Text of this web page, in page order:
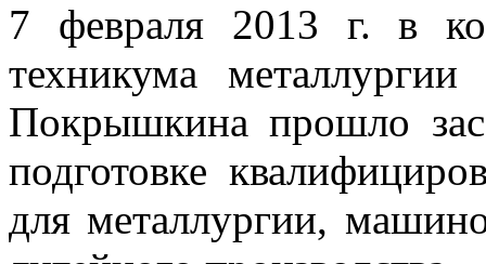
7 февраля 2013 г. в
техникума
Покрышкина прошло
подготовке
для металлургии,